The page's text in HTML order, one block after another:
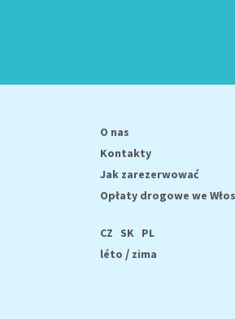
O nas
Kontakty
Jak zarezerwować
Opłaty drogowe we
CZ SK PL
léto / zima